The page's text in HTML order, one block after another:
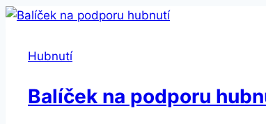
Hubnutí
Balíček na podporu